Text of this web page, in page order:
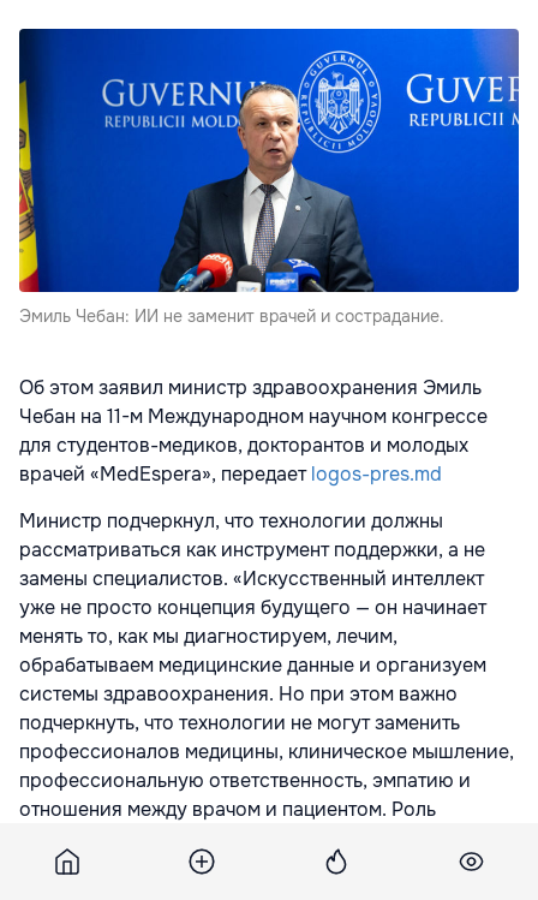
Эмиль Чебан: ИИ не заменит врачей и сострадание.
Об этом заявил министр здравоохранения Эмиль
Чебан на 11-м Международном научном конгрессе
для студентов-медиков, докторантов и молодых
врачей «MedEspera», передаетlogos-pres.md
Министр подчеркнул, что технологии должны
рассматриваться как инструмент поддержки, а не
замены специалистов. «Искусственный интеллект
уже не просто концепция будущего — он начинает
менять то, как мы диагностируем, лечим,
обрабатываем медицинские данные и организуем
системы здравоохранения. Но при этом важно
подчеркнуть, что технологии не могут заменить
профессионалов медицины, клиническое мышление,
профессиональную ответственность, эмпатию и
отношения между врачом и пациентом. Роль
более эффективные инструменты для принятия